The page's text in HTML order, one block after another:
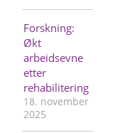
Forskning:
Økt
arbeidsevne
etter
rehabilitering
18. november
2025